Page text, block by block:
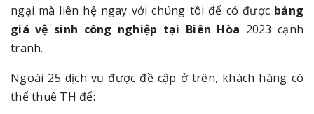
ngại mà liên hệ ngay với chúng tôi để có được bảng
giá vệ sinh công nghiệp tại Biên Hòa 2023 cạnh
tranh.
Ngoài 25 dịch vụ được đề cập ở trên, khách hàng có
thể thuê TH để: